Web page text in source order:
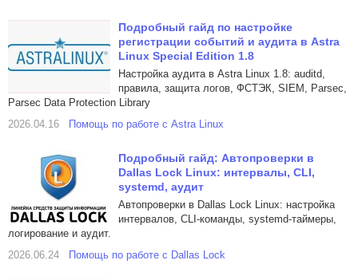
Вход в аккаунт
Подробный гайд по настройке
регистрации событий и аудита в Astra
Linux Special Edition 1.8
Настройка аудита в Astra Linux 1.8: auditd,
правила, защита логов, ФСТЭК, SIEM, Parsec,
Parsec Data Protection Library
2026.04.16
Помощь по работе с Astra Linux
Подробный гайд: Автопроверки в
Dallas Lock Linux: интервалы, CLI,
systemd, аудит
Автопроверки в Dallas Lock Linux: настройка
интервалов, CLI-команды, systemd-таймеры,
логирование и аудит.
2026.06.24
Помощь по работе с Dallas Lock